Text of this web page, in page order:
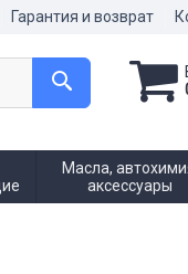
Гарантия и возврат
Масла,
аксессуары